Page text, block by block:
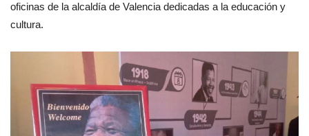
oficinas de la alcaldía de Valencia dedicadas a la educación y
cultura.